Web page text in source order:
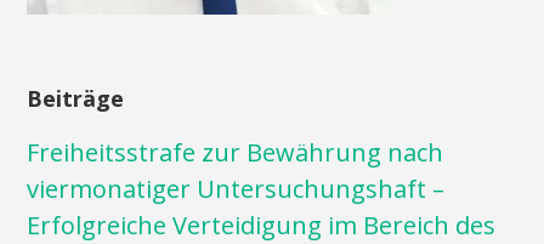
Beiträge
Freiheitsstrafe zur Bewährung nach
viermonatiger Untersuchungshaft –
Erfolgreiche Verteidigung im Bereich des